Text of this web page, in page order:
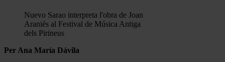
Nuevo Sarao interpreta l'obra de Joan
Araniés al Festival de Música Antiga
dels Pirineus
Per Ana María Dávila